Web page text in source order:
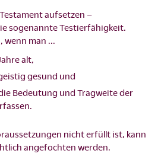
aufsetzen –
sogenannte Testierfähigkeit.
man ...
alt,
gesund und
Bedeutung und Tragweite der
nicht erfüllt ist, kann
angefochten werden.